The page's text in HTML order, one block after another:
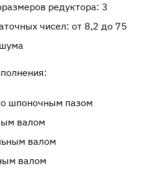
редуктора: 3
чисел: от 8,2 до 75
шпоночным пазом
валом
валом
валом